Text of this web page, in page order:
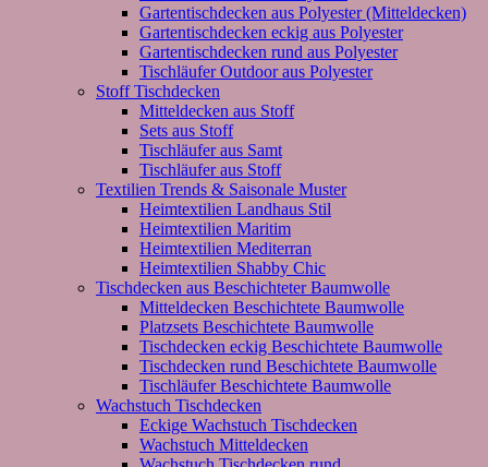
Gartentischdecken aus Polyester (Mitteldecken)
Gartentischdecken eckig aus Polyester
Gartentischdecken rund aus Polyester
Tischläufer Outdoor aus Polyester
Stoff Tischdecken
Mitteldecken aus Stoff
Sets aus Stoff
Tischläufer aus Samt
Tischläufer aus Stoff
Textilien Trends & Saisonale Muster
Heimtextilien Landhaus Stil
Heimtextilien Maritim
Heimtextilien Mediterran
Heimtextilien Shabby Chic
Tischdecken aus Beschichteter Baumwolle
Mitteldecken Beschichtete Baumwolle
Platzsets Beschichtete Baumwolle
Tischdecken eckig Beschichtete Baumwolle
Tischdecken rund Beschichtete Baumwolle
Tischläufer Beschichtete Baumwolle
Wachstuch Tischdecken
Eckige Wachstuch Tischdecken
Wachstuch Mitteldecken